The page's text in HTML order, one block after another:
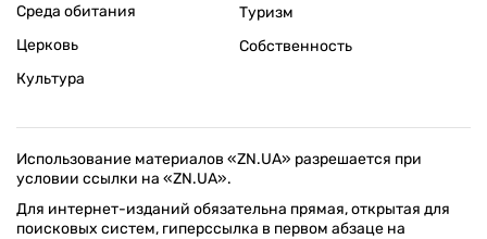
Среда обитания
Церковь
Культура
Туризм
Собственность
Использование материалов «ZN.UA» разрешается при
условии ссылки на «ZN.UA».
Для интернет-изданий обязательна прямая, открытая для
поисковых систем, гиперссылка в первом абзаце на